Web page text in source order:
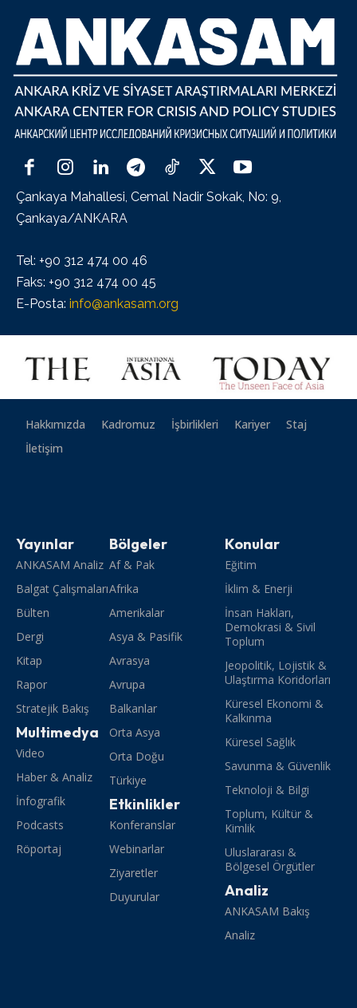
Çankaya Mahallesi, Cemal Nadir Sokak, No: 9,
Çankaya/ANKARA
Tel: +90 312 474 00 46
Faks: +90 312 474 00 45
E-Posta: info@ankasam.org
Hakkımızda Kadromuz İşbirlikleri Kariyer
Staj
İletişim
Yayınlar
ANKASAM Analiz
Balgat Çalışmaları
Bülten
Dergi
Kitap
Rapor
Stratejik Bakış
Multimedya
Video
Haber & Analiz
İnfografik
Podcasts
Röportaj
Bölgeler
Af & Pak
Afrika
Amerikalar
Asya & Pasifik
Avrasya
Avrupa
Balkanlar
Orta Asya
Orta Doğu
Türkiye
Etkinlikler
Konferanslar
Webinarlar
Ziyaretler
Duyurular
Konular
Eğitim
İklim & Enerji
İnsan Hakları,
Demokrasi & Sivil
Toplum
Jeopolitik, Lojistik &
Ulaştırma Koridorları
Küresel Ekonomi &
Kalkınma
Küresel Sağlık
Savunma & Güvenlik
Teknoloji & Bilgi
Toplum, Kültür &
Kimlik
Uluslararası &
Bölgesel Örgütler
Analiz
ANKASAM Bakış
Analiz